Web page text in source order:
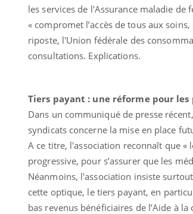
les services de l'Assurance maladie
« compromet l’accès de tous aux
riposte, l'Union fédérale des
consultations. Explications.
Tiers payant : une réforme pour les
Dans un communiqué de presse
syndicats concerne la mise en place
A ce titre, l'association reconnaît que
progressive, pour s’assurer que les
Néanmoins, l'association insiste
cette optique, le tiers payant, en
bas revenus bénéficiaires de l’Aide à
Chronique des Mains :
ma maladieYoutube
a des sujets qui sont faciles à aborder...
non ! D'un côté, poser des
sur la maladie d'un proche c'est
même
...